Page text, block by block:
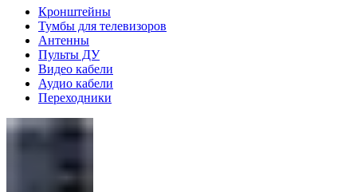
Кронштейны
Тумбы для телевизоров
Антенны
Пульты ДУ
Видео кабели
Аудио кабели
Переходники